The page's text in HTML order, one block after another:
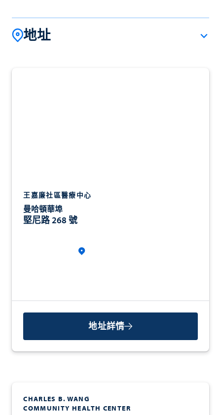
地址
王嘉廉社區醫療中心
曼哈頓華埠
堅尼路 268 號
地址詳情
CHARLES B. WANG
COMMUNITY HEALTH CENTER